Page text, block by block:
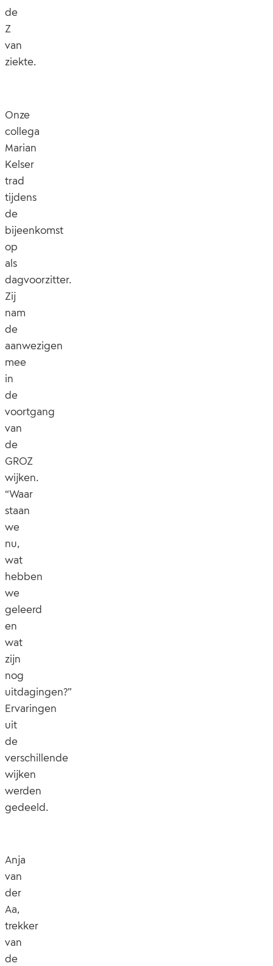
de
Z
van
ziekte.
Onze
collega
Marian
Kelser
trad
tijdens
de
bijeenkomst
op
als
dagvoorzitter.
Zij
nam
de
aanwezigen
mee
in
de
voortgang
van
de
GROZ
wijken.
“Waar
staan
we
nu,
wat
hebben
we
geleerd
en
wat
zijn
nog
uitdagingen?”
Ervaringen
uit
de
verschillende
wijken
werden
gedeeld.
Anja
van
der
Aa,
trekker
van
de